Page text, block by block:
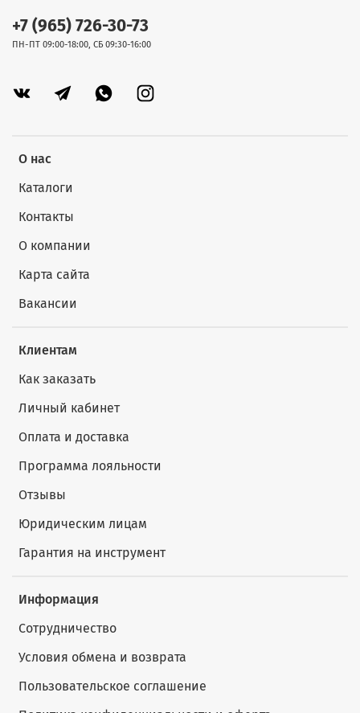
О нас
Каталоги
Контакты
О компании
Карта сайта
Вакансии
Клиентам
Как заказать
Личный кабинет
Оплата и доставка
Программа лояльности
Отзывы
Юридическим лицам
Гарантия на инструмент
Информация
Сотрудничество
Условия обмена и возврата
Пользовательское соглашение
+7 (965) 726-30-73
ПН-ПТ 09:00-18:00, СБ 09:30-16:00